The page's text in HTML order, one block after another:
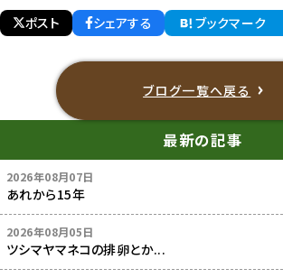
ポスト
シェアする ブックマーク
ブログ一覧へ戻る
最新の記事
2026年08月07日
あれから15年
2026年08月05日
ツシマヤマネコの排卵とか...